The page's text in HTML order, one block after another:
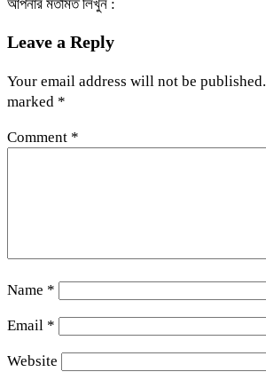
আপনার মতামত লিখুন :
Leave a Reply
Your email address will not be published.
marked *
Comment *
Name *
Email *
Website